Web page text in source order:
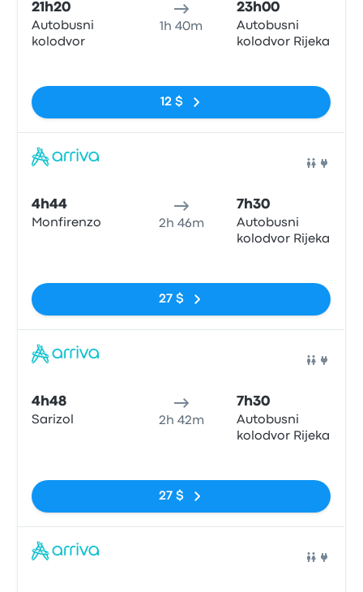
21h20
Autobusni
kolodvor
1h 40m
23h00
Autobusni
kolodvor Rijeka
12 $
4h44
Monfirenzo 2h 46m
7h30
Autobusni
kolodvor Rijeka
27 $
4h48
Sarizol 2h 42m
7h30
Autobusni
kolodvor Rijeka
27 $